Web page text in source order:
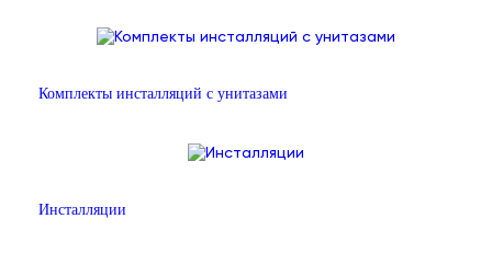
Комплекты инсталляций с унитазами
Инсталляции